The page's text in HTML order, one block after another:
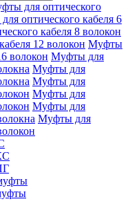
для оптического
оптического кабеля 6
кабеля 8 волокон
12 волокон Муфты
волокон Муфты для
Муфты для
Муфты для
Муфты для
Муфты для
Муфты для